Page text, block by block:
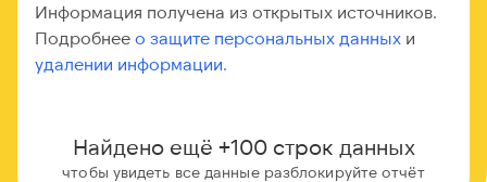
Информация получена из открытых источников.
Подробнее о защите персональных данных и
удалении информации.
Найдено ещё +100 строк данных
чтобы увидеть все данные разблокируйте отчёт